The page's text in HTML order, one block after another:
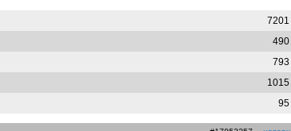
7201
490
793
1015
95